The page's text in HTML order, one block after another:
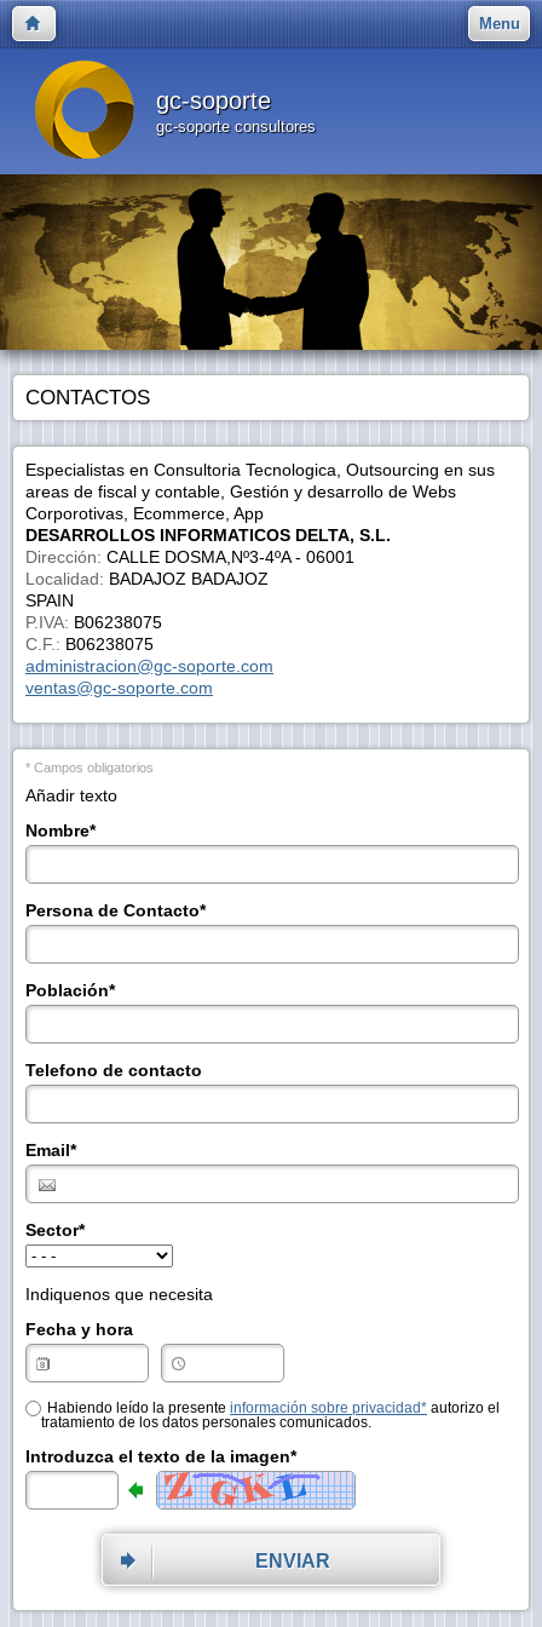
Menu
gc-soporte
gc-soporte consultores
CONTACTOS
Especialistas en Consultoria Tecnologica, Outsourcing en sus
areas de fiscal y contable, Gestión y desarrollo de Webs
Corporotivas, Ecommerce, App
DESARROLLOS INFORMATICOS DELTA, S.L.
Dirección: CALLE DOSMA,Nº3-4ºA - 06001
Localidad: BADAJOZ BADAJOZ
SPAIN
P.IVA: B06238075
C.F.: B06238075
administracion@gc-soporte.com
ventas@gc-soporte.com
* Campos obligatorios
Añadir texto
Nombre*
Persona de Contacto*
Población*
Telefono de contacto
Email*
Sector*
Indiquenos que necesita
Fecha y hora
Habiendo leído la presente información sobre privacidad* autorizo el
tratamiento de los datos personales comunicados.
Introduzca el texto de la imagen*
ENVIAR